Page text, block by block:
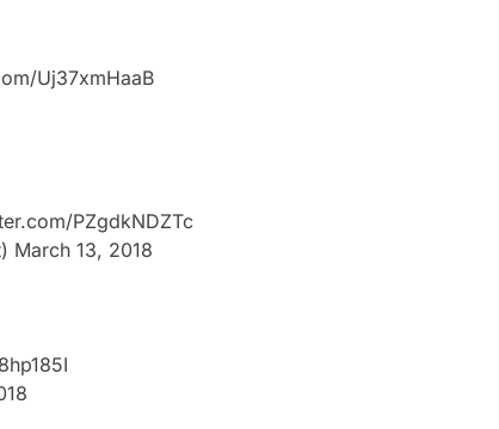
Uj37xmHaaB
PZgdkNDZTc
March 13, 2018